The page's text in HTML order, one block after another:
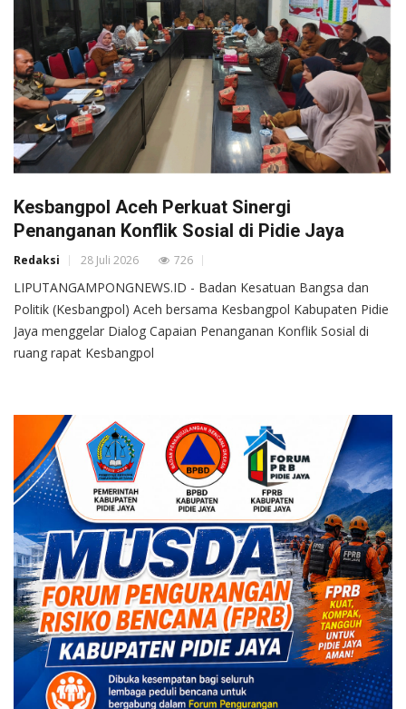
Kesbangpol Aceh Perkuat Sinergi
Penanganan Konflik Sosial di Pidie Jaya
Redaksi 28 Juli 2026 726
LIPUTANGAMPONGNEWS.ID - Badan Kesatuan Bangsa dan
Politik (Kesbangpol) Aceh bersama Kesbangpol Kabupaten Pidie
Jaya menggelar Dialog Capaian Penanganan Konflik Sosial di
ruang rapat Kesbangpol